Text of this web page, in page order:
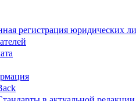
регистрация юридических